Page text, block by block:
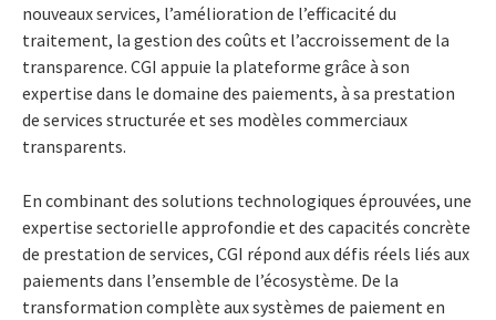
nouveaux services, l’amélioration de l’efficacité du
traitement, la gestion des coûts et l’accroissement de la
transparence. CGI appuie la plateforme grâce à son
expertise dans le domaine des paiements, à sa prestation
de services structurée et ses modèles commerciaux
transparents.
En combinant des solutions technologiques éprouvées, une
expertise sectorielle approfondie et des capacités concrète
de prestation de services, CGI répond aux défis réels liés aux
paiements dans l’ensemble de l’écosystème. De la
transformation complète aux systèmes de paiement en